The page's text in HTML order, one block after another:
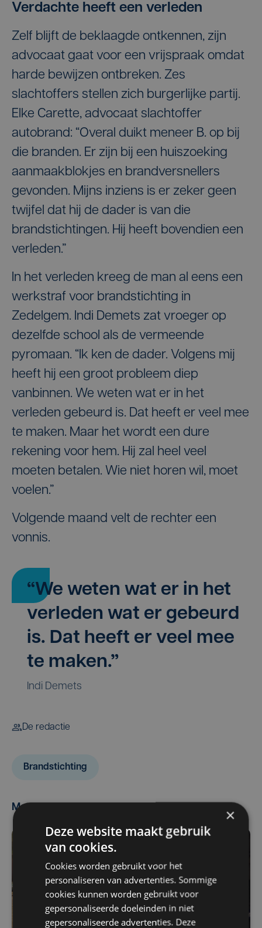
Verdachte heeft een verleden
Zelf blijft de beklaagde ontkennen, zijn
advocaat gaat voor een vrijspraak omdat
harde bewijzen ontbreken. Zes
slachtoffers stellen zich burgerlijke partij.
Elke Carette, advocaat slachtoffer
autobrand: “Overal duikt meneer B. op bij
die branden. Er zijn bij een huiszoeking
aanmaakblokjes en brandversnellers
gevonden. Mijns inziens is er zeker geen
twijfel dat hij de dader is van die
brandstichtingen. Hij heeft bovendien een
verleden.”
In het verleden kreeg de man al eens een
werkstraf voor brandstichting in
Zedelgem. Indi Demets zat vroeger op
dezelfde school als de vermeende
pyromaan. “Ik ken de dader. Volgens mij
heeft hij een groot probleem diep
vanbinnen. We weten wat er in het
verleden gebeurd is. Dat heeft er veel mee
te maken. Maar het wordt een dure
rekening voor hem. Hij zal heel veel
moeten betalen. Wie niet horen wil, moet
voelen.”
Volgende maand velt de rechter een
vonnis.
“We weten wat er in het
verleden wat er gebeurd
is. Dat heeft er veel mee
te maken.”
Indi Demets
De redactie
Brandstichting
Meest gelezen ×
Deze website maakt gebruik
van cookies.
Cookies worden gebruikt voor het
personaliseren van advertenties. Sommige
cookies kunnen worden gebruikt voor
gepersonaliseerde doeleinden in niet
gepersonaliseerde advertenties. Deze